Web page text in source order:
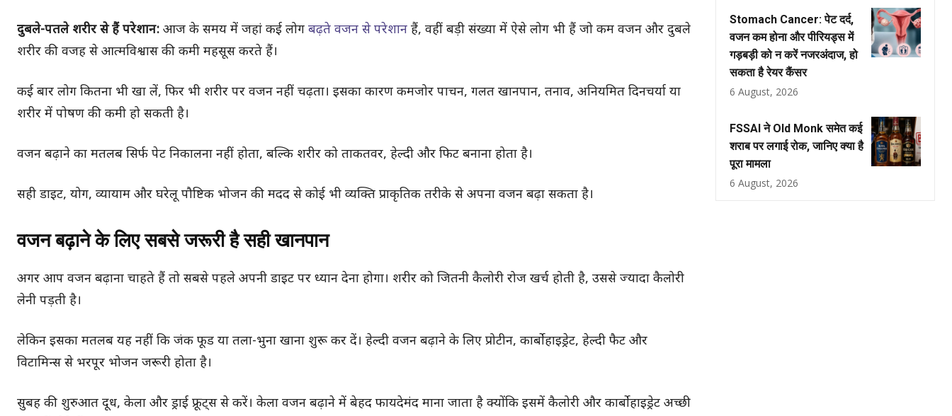
दुबले-पतले शरीर से हैं परेशान: आज के समय में जहां कई लोग बढ़ते वजन से परेशान हैं, वहीं बड़ी संख्या में ऐसे लोग भी हैं जो कम वजन और दुबले
शरीर की वजह से आत्मविश्वास की कमी महसूस करते हैं।
कई बार लोग कितना भी खा लें, फिर भी शरीर पर वजन नहीं चढ़ता। इसका कारण कमजोर पाचन, गलत खानपान, तनाव, अनियमित दिनचर्या या
शरीर में पोषण की कमी हो सकती है।
वजन बढ़ाने का मतलब सिर्फ पेट निकालना नहीं होता, बल्कि शरीर को ताकतवर, हेल्दी और फिट बनाना होता है।
सही डाइट, योग, व्यायाम और घरेलू पौष्टिक भोजन की मदद से कोई भी व्यक्ति प्राकृतिक तरीके से अपना वजन बढ़ा सकता है।
वजन बढ़ाने के लिए सबसे जरूरी है सही खानपान
अगर आप वजन बढ़ाना चाहते हैं तो सबसे पहले अपनी डाइट पर ध्यान देना होगा। शरीर को जितनी कैलोरी रोज खर्च होती है, उससे ज्यादा कैलोरी
लेनी पड़ती है।
लेकिन इसका मतलब यह नहीं कि जंक फूड या तला-भुना खाना शुरू कर दें। हेल्दी वजन बढ़ाने के लिए प्रोटीन, कार्बोहाइड्रेट, हेल्दी फैट और
विटामिन्स से भरपूर भोजन जरूरी होता है।
सुबह की शुरुआत दूध, केला और ड्राई फ्रूट्स से करें। केला वजन बढ़ाने में बेहद फायदेमंद माना जाता है क्योंकि इसमें कैलोरी और कार्बोहाइड्रेट अच्छी
Stomach Cancer: पेट दर्द,
वजन कम होना और पीरियड्स में
गड़बड़ी को न करें नजरअंदाज, हो
सकता है रेयर कैंसर
6 August, 2026
FSSAI ने Old Monk समेत कई
शराब पर लगाई रोक, जानिए क्या है
पूरा मामला
6 August, 2026